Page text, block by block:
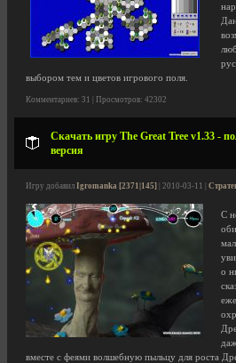
выбором тем и цветов игрового поля.
Комментариев: 31 | Просмотров: 42302
Скачать игру The Great Tree v1.33 -
версия
Игру добавил Igromanka [2371|145] | 2010-03-11 |
С
о
вместе с феями волшебную пыльцу для роста